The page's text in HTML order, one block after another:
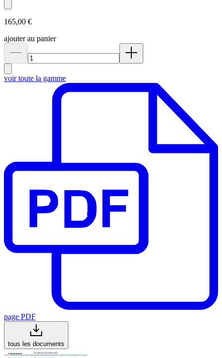
165,00 €
ajouter au panier
voir toute la gamme
page PDF
tous les documents